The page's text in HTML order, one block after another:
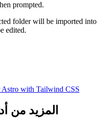
prompted.
folder will be imported into
edited.
with Tailwind CSS
المزيد من